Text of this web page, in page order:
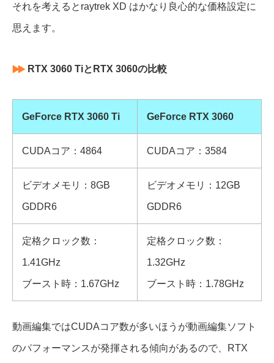
それを考えるとraytrek XD はかなり良心的な価格設定に
思えます。
RTX 3060 TiとRTX 3060の比較
GeForce RTX 3060 Ti GeForce RTX 3060
CUDAコア：4864 CUDAコア：3584
ビデオメモリ：8GB
GDDR6
ビデオメモリ：12GB
GDDR6
定格クロック数：
1.41GHz
ブースト時：1.67GHz
定格クロック数：
1.32GHz
ブースト時：1.78GHz
動画編集ではCUDAコア数が多いほうが動画編集ソフト
のパフォーマンスが発揮される傾向があるので、RTX